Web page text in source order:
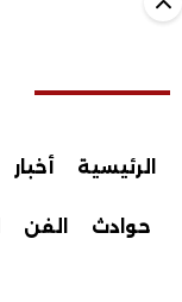
الرئيسية أخبار
حوادث الفن